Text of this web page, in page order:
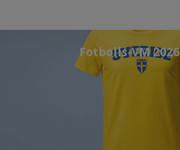
Fotbolls-VM 2026